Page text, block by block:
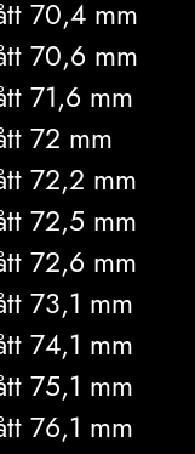
70,4 mm
70,6 mm
71,6 mm
72 mm
72,2 mm
72,5 mm
72,6 mm
73,1 mm
74,1 mm
75,1 mm
76,1 mm